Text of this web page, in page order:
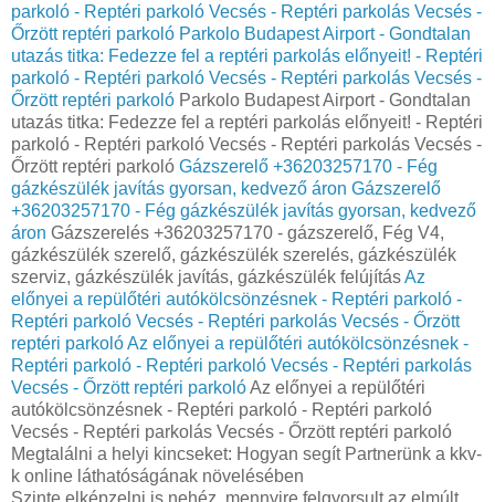
parkoló - Reptéri parkoló Vecsés - Reptéri parkolás Vecsés -
Őrzött reptéri parkoló Parkolo Budapest Airport - Gondtalan
utazás titka: Fedezze fel a reptéri parkolás előnyeit! - Reptéri
parkoló - Reptéri parkoló Vecsés - Reptéri parkolás Vecsés -
Őrzött reptéri parkoló Parkolo Budapest Airport - Gondtalan
utazás titka: Fedezze fel a reptéri parkolás előnyeit! - Reptéri
parkoló - Reptéri parkoló Vecsés - Reptéri parkolás Vecsés -
Őrzött reptéri parkoló Gázszerelő +36203257170 - Fég
gázkészülék javítás gyorsan, kedvező áron Gázszerelő
+36203257170 - Fég gázkészülék javítás gyorsan, kedvező
áron Gázszerelés +36203257170 - gázszerelő, Fég V4,
gázkészülék szerelő, gázkészülék szerelés, gázkészülék
szerviz, gázkészülék javítás, gázkészülék felújításAz
előnyei a repülőtéri autókölcsönzésnek - Reptéri parkoló -
Reptéri parkoló Vecsés - Reptéri parkolás Vecsés - Őrzött
reptéri parkolóAz előnyei a repülőtéri autókölcsönzésnek -
Reptéri parkoló - Reptéri parkoló Vecsés - Reptéri parkolás
Vecsés - Őrzött reptéri parkolóAz előnyei a repülőtéri
autókölcsönzésnek - Reptéri parkoló - Reptéri parkoló
Vecsés - Reptéri parkolás Vecsés - Őrzött reptéri parkoló
Megtalálni a helyi kincseket: Hogyan segít Partnerünk a kkv-
k online láthatóságának növelésében
Szinte elképzelni is nehéz, mennyire felgyorsult az elmúlt